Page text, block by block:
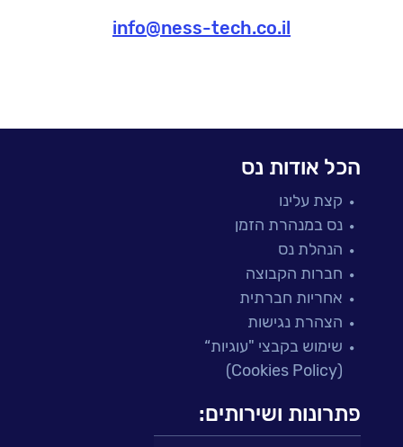
info@ness-tech.co.il
הכל אודות נס
קצת עלינו
נס במנהרת הזמן
הנהלת נס
חברות הקבוצה
אחריות חברתית
הצהרת נגישות
שימוש בקבצי "עוגיות“
(Cookies Policy)
פתרונות ושירותים: